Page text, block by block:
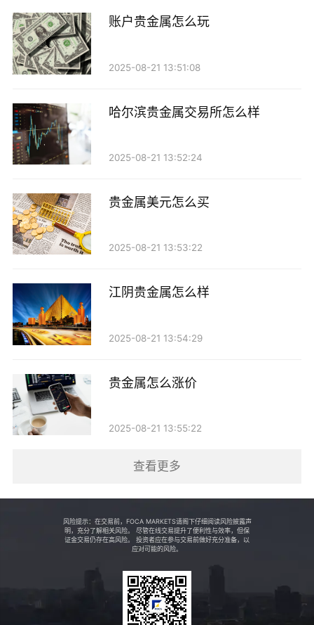
二、市场行情分析
贵金属的市场行情受多种因素影响，包括玩家的供
家在购买和出售贵金属时，应密切关注市场价格的变
化。一般来说，贵金属的价格在游戏更新后会有所波
动，此时是交易的最佳时机。玩家可以通过访问游戏内
的商会或者贸易市场，了解当前的市场动态，从而做出
明智的决策。
三、练习方法
1. 定期探险：通过定期进行探险任务，玩家可以获
取到不同类型的贵金属。在探险过程中，尽量选择那些
高收益的海域，这样可以最大化地获取贵金属的数量。
可以通过与其他玩家进行交易，获取更多的贵金属。同
时，了解各个城市的贵金属需求状况，选择合适的时机
进行买卖，也是非常重要的。
3. 打怪获取：在一些特定的副本或野外，打败特定
的怪物能够获得贵金属。建议玩家组队进行，这样能提
高打怪效率，获得更多的贵金属掉落。
4. 生产与加工：通过学习贵金属的加工技能，玩家
可以将原材料加工成成品，这样不仅能够提高贵金属的
价值，还能增加自身的技能水平。
账户贵金属怎么玩
2025-08-21 13:51:08
哈尔滨贵金属交易所怎么样
2025-08-21 13:52:24
贵金属美元怎么买
2025-08-21 13:53:22
江阴贵金属怎么样
2025-08-21 13:54:29
贵金属怎么涨价
2025-08-21 13:55:22
查看更多
风险提示：在交易前，FOCA MARKETS请阁下仔细阅读风险披露声
明，充分了解相关风险。 尽管在线交易提升了便利性与效率，但保
证金交易仍存在高风险。 投资者应在参与交易前做好充分准备，以
应对可能的风险。